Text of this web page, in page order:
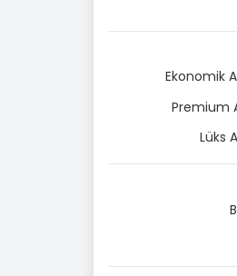
Ekonomik
Premium
Lüks